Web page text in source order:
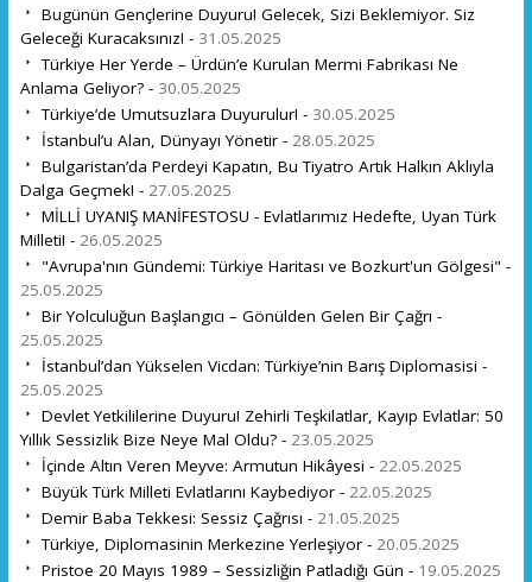
Bugünün Gençlerine Duyuru! Gelecek, Sizi Beklemiyor. Siz
Geleceği Kuracaksınız! - 31.05.2025
Türkiye Her Yerde – Ürdün’e Kurulan Mermi Fabrikası Ne
Anlama Geliyor? - 30.05.2025
Türkiye’de Umutsuzlara Duyurulur! - 30.05.2025
İstanbul’u Alan, Dünyayı Yönetir - 28.05.2025
Bulgaristan’da Perdeyi Kapatın, Bu Tiyatro Artık Halkın Aklıyla
Dalga Geçmek! - 27.05.2025
MİLLİ UYANIŞ MANİFESTOSU - Evlatlarımız Hedefte, Uyan Türk
Milleti! - 26.05.2025
"Avrupa'nın Gündemi: Türkiye Haritası ve Bozkurt'un Gölgesi" -
25.05.2025
Bir Yolculuğun Başlangıcı – Gönülden Gelen Bir Çağrı -
25.05.2025
İstanbul’dan Yükselen Vicdan: Türkiye’nin Barış Diplomasisi -
25.05.2025
Devlet Yetkililerine Duyuru! Zehirli Teşkilatlar, Kayıp Evlatlar: 50
Yıllık Sessizlik Bize Neye Mal Oldu? - 23.05.2025
İçinde Altın Veren Meyve: Armutun Hikâyesi - 22.05.2025
Büyük Türk Milleti Evlatlarını Kaybediyor - 22.05.2025
Demir Baba Tekkesi: Sessiz Çağrısı - 21.05.2025
Türkiye, Diplomasinin Merkezine Yerleşiyor - 20.05.2025
Pristoe 20 Mayıs 1989 – Sessizliğin Patladığı Gün - 19.05.2025